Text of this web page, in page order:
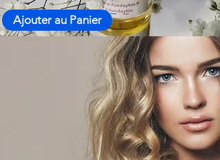
Ajouter au Panier